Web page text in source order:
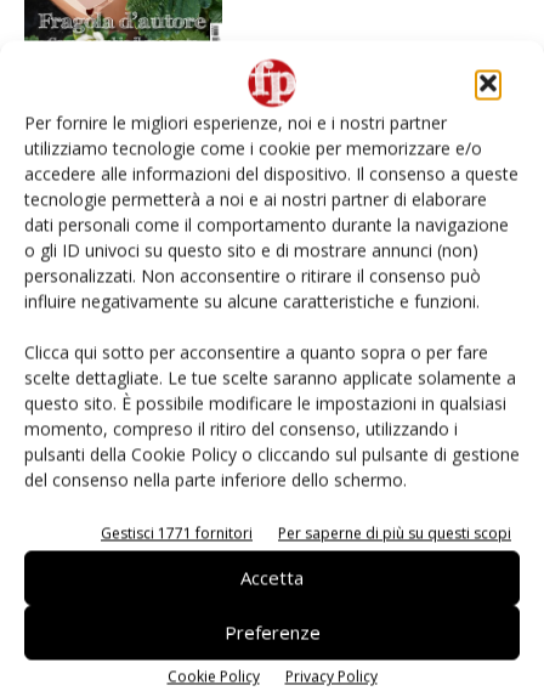
Per fornire le migliori esperienze, noi e i nostri partner
utilizziamo tecnologie come i cookie per memorizzare e/o
accedere alle informazioni del dispositivo. Il consenso a queste
tecnologie permetterà a noi e ai nostri partner di elaborare
dati personali come il comportamento durante la navigazione
o gli ID univoci su questo sito e di mostrare annunci (non)
personalizzati. Non acconsentire o ritirare il consenso può
influire negativamente su alcune caratteristiche e funzioni.
Clicca qui sotto per acconsentire a quanto sopra o per fare
scelte dettagliate. Le tue scelte saranno applicate solamente a
questo sito. È possibile modificare le impostazioni in qualsiasi
momento, compreso il ritiro del consenso, utilizzando i
pulsanti della Cookie Policy o cliccando sul pulsante di gestione
del consenso nella parte inferiore dello schermo.
Gestisci 1771 fornitori Per saperne di più su questi scopi
Accetta
Preferenze
Cookie Policy Privacy Policy
I più visti
Spazio Conad: continua la conversione dei punti di
vendita
Non è una susina: è Metis… e può rivoluzionare la
categoria
L’ortofrutta di Extra Supermercati tra localismo e
Ai #Repartofresh
Andamento prezzi ortofrutta in Italia al 27 luglio
2026
Leonardo Odorizzi: “Dobbiamo creare stupore nel
punto di vendita” #vocidellortofrutta